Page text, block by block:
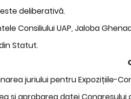
deliberativă.
Consiliului UAP, Jaloba
Statut.
juriului pentru Expozițiile-